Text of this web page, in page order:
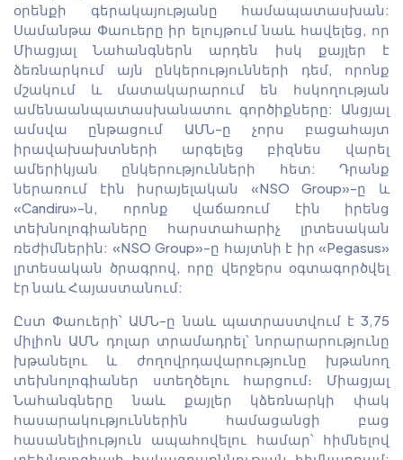
օրենքի գերակայությանը համապատասխան:
Սամանթա Փաուերը իր ելույթում նաև հավելեց, որ
Միացյալ Նահանգներն արդեն իսկ քայլեր է
ձեռնարկում այն ընկերությունների դեմ, որոնք
մշակում և մատակարարում են հսկողության
ամենաանպատասխանատու գործիքները: Անցյալ
ամսվա ընթացում ԱՄՆ-ը չորս բացահայտ
իրավախախտների արգելեց բիզնես վարել
ամերիկյան ընկերությունների հետ: Դրանք
ներառում էին իսրայելական «NSO Group»-ը և
«Candiru»-ն, որոնք վաճառում էին իրենց
տեխնոլոգիաները հարստահարիչ լրտեսական
ռեժիմներին: «NSO Group»-ը հայտնի է իր «Pegasus»
լրտեսական ծրագրով, որը վերջերս օգտագործվել
էր նաև Հայաստանում:
Ըստ Փաուերի՝ ԱՄՆ-ը նաև պատրաստվում է 3,75
միլիոն ԱՄՆ դոլար տրամադրել՝ նորարարությունը
խթանելու և ժողովրդավարությունը խթանող
տեխնոլոգիաներ ստեղծելու հարցում։ Միացյալ
Նահանգները նաև քայլեր կձեռնարկի փակ
հասարակություններին համացանցի բաց
հասանելիություն ապահովելու համար՝ հիմնելով